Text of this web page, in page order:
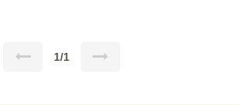
1/1